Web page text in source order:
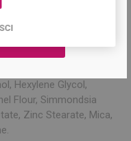
Stearoyl
Hexylene Glycol,
Flour, Simmondsia
Zinc Stearate, Mica,